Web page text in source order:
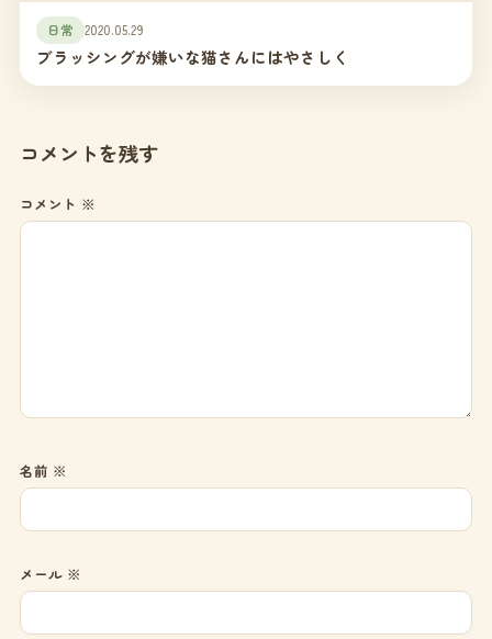
日常 2020.05.29
ブラッシングが嫌いな猫さんにはやさしく
コメントを残す
コメント ※
名前 ※
メール ※